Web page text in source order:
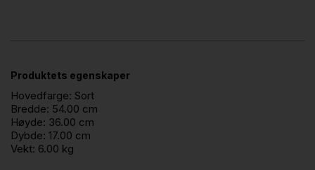
Produktets egenskaper
Hovedfarge: Sort
Bredde: 54.00 cm
Høyde: 36.00 cm
Dybde: 17.00 cm
Vekt: 6.00 kg